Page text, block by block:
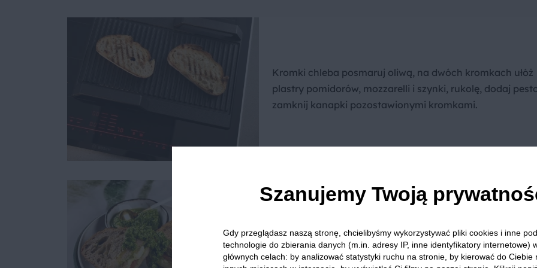
Kromki chleba posmaruj oliwą, na dwóch kromkach ułóż
plastry pomidorów, mozzarelli i szynki, rukolę, dodaj
zamknij kanapki pozostawionymi kromkami.
Kanapki grilluj z każdej strony do lekkiego zarumienienia.
Panini podawaj na ciepło. Możesz pokroić bułkę w paski
mniejsze kawałki, by łatwiej było je zjeść. Nie bój się
Szanujemy Twoją
Gdy przeglądasz naszą stronę, chcielibyśmy wykorzystywać pliki cookies i inne
technologie do zbierania danych (m.in. adresy IP, inne identyfikatory internetowe)
głównych celach: by analizować statystyki ruchu na stronie, by kierować do Ciebie